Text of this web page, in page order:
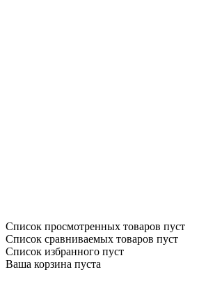
Список просмотренных товаров пуст
Список сравниваемых товаров пуст
Список избранного пуст
Ваша корзина пуста